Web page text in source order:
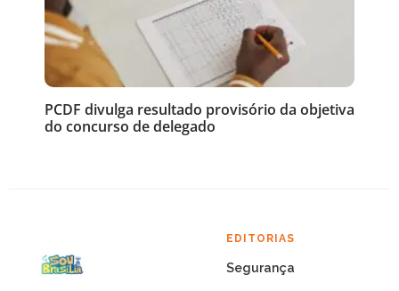
PCDF divulga resultado provisório da objetiva
do concurso de delegado
EDITORIAS
Segurança